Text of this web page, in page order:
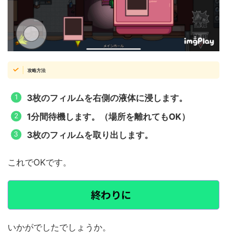
攻略方法
3枚のフィルムを右側の液体に浸します。
1分間待機します。（場所を離れてもOK）
3枚のフィルムを取り出します。
これでOKです。
終わりに
いかがでしたでしょうか。